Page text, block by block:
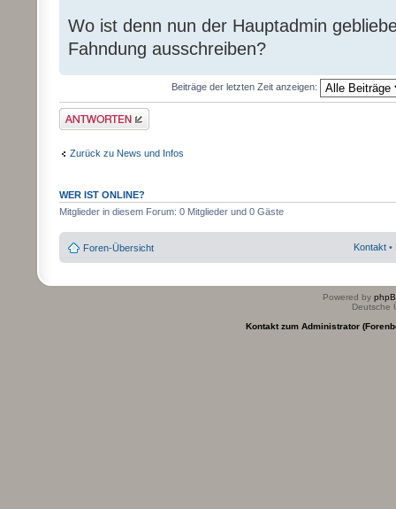
Wo ist denn nun der Hauptadmin
Fahndung ausschreiben?
Beiträge der letzten Zeit anzeigen:
Antwort erstellen
Zurück zu News und Infos
WER IST ONLINE?
Mitglieder in diesem Forum: 0 Mitglieder und 0 Gäste
Foren-Übersicht Kontakt •
Powered by
Deutsche
Kontakt zum Administrator